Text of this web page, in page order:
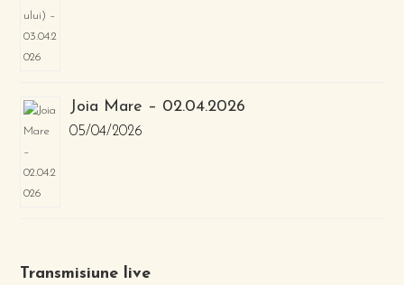
Joia Mare – 02.04.2026
05/04/2026
Transmisiune live